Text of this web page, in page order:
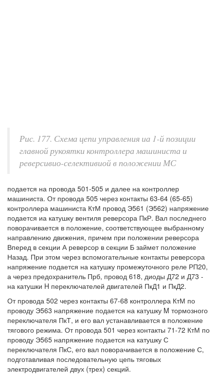
Рис. 177. Схема цепи управления иа 1-й позиции
главной рукоятки контроллера машиниста и
реверсивио-селективиой в положении МС
подается на провода 501-505 и далее на контроллер
машиниста. От провода 505 через контакты 63-64 (65-65)
контроллера машиниста КтМ провод Э561 (Э562) напряжение
подается иа катушку вентиля реверсора ПкР. Вал последнего
поворачивается в положение, соответствующее выбранному
направлению движения, причем при положении реверсора
Вперед в секции А реверсор в секции Б займет положение
Назад. При этом через вспомогательные контакты реверсора
напряжение подается на катушку промежуточного реле РП20,
а через предохранитель Прб, провод 618, диоды Д72 и Д73 -
на катушки H переключателей двигателей ПкД1 и ПкД2.
От провода 502 через контакты 67-68 контроллера КтМ по
проводу Э563 напряжение подается на катушку M тормозного
переключателя ПкТ, и его вал устанавливается в положение
тягового режима. От провода 501 через контакты 71-72 КтМ по
проводу Э565 напряжение подается на катушку С
переключателя ПкС, его вал поворачивается в положение С,
подготавливая последовательную цепь тяговых
электродвигателей двух (трех) секций.